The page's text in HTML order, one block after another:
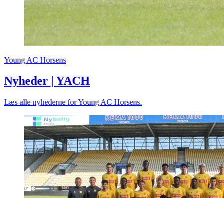
Young AC Horsens
Nyheder | YACH
Læs alle nyhederne for Young AC Horsens.